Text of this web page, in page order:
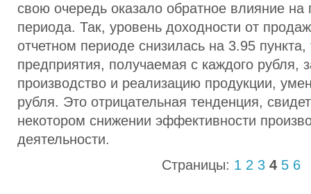
свою очередь оказало обратное влияние на
периода. Так, уровень доходности от
отчетном периоде снизилась на 3.95
предприятия, получаемая с каждого рубля,
производство и реализацию продукции,
рубля. Это отрицательная тенденция,
некотором снижении эффективности
деятельности.
Страницы: 1 2 3 4 5 6